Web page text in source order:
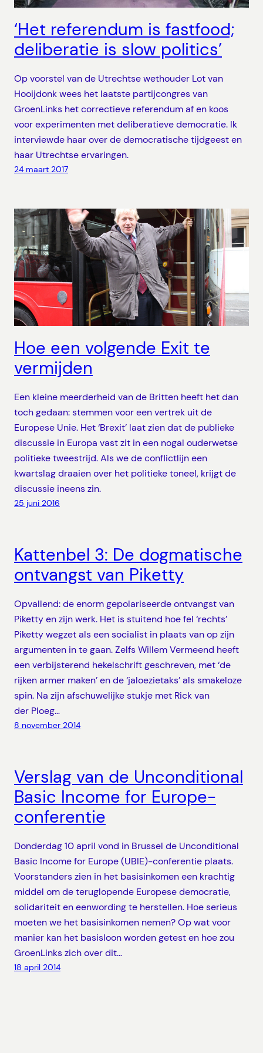
‘Het referendum is fastfood;
deliberatie is slow politics’
Op voorstel van de Utrechtse wethouder Lot van
Hooijdonk wees het laatste partijcongres van
GroenLinks het correctieve referendum af en koos
voor experimenten met deliberatieve democratie. Ik
interviewde haar over de democratische tijdgeest en
haar Utrechtse ervaringen.
24 maart 2017
Hoe een volgende Exit te
vermijden
Een kleine meerderheid van de Britten heeft het dan
toch gedaan: stemmen voor een vertrek uit de
Europese Unie. Het ‘Brexit’ laat zien dat de publieke
discussie in Europa vast zit in een nogal ouderwetse
politieke tweestrijd. Als we de conflictlijn een
kwartslag draaien over het politieke toneel, krijgt de
discussie ineens zin.
25 juni 2016
Kattenbel 3: De dogmatische
ontvangst van Piketty
Opvallend: de enorm gepolariseerde ontvangst van
Piketty en zijn werk. Het is stuitend hoe fel ‘rechts’
Piketty wegzet als een socialist in plaats van op zijn
argumenten in te gaan. Zelfs Willem Vermeend heeft
een verbijsterend hekelschrift geschreven, met ‘de
rijken armer maken’ en de ‘jaloezietaks’ als smakeloze
spin. Na zijn afschuwelijke stukje met Rick van
der Ploeg…
8 november 2014
Verslag van de Unconditional
Basic Income for Europe-
conferentie
Donderdag 10 april vond in Brussel de Unconditional
Basic Income for Europe (UBIE)-conferentie plaats.
Voorstanders zien in het basisinkomen een krachtig
middel om de teruglopende Europese democratie,
solidariteit en eenwording te herstellen. Hoe serieus
moeten we het basisinkomen nemen? Op wat voor
manier kan het basisloon worden getest en hoe zou
GroenLinks zich over dit…
18 april 2014